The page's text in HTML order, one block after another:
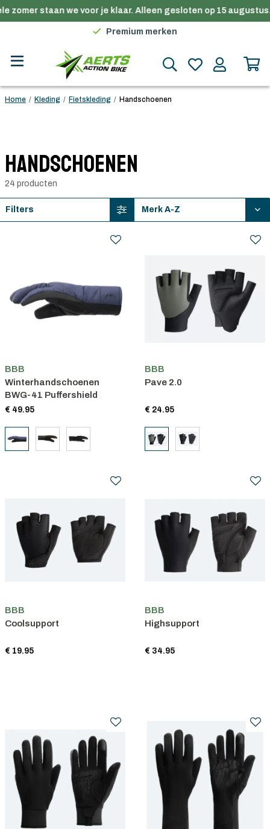
zomer staan we voor je klaar. Alleen gesloten op 15 augustus.
Gratis verzending in België vanaf €100
Premium merken
Gratis verzending in België vanaf €100
Home / Kleding / Fietskleding / Handschoenen
Handschoenen
24 producten
Filters
BBB
Winterhandschoenen
BWG-41 Puffershield
€ 49.95
BBB
Pave 2.0
€ 24.95
BBB
Coolsupport
€ 19.95
BBB
Highsupport
€ 34.95